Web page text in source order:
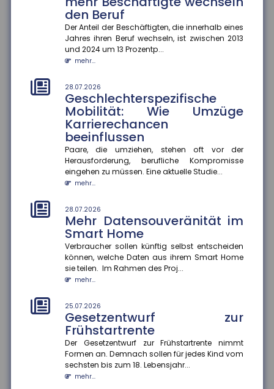
den Beruf
Der Anteil der Beschäftigten, die innerhalb eines
Jahres ihren Beruf wechseln, ist zwischen 2013
und 2024 um 13 Prozentp...
mehr...
28.07.2026
Geschlechterspezifische
Mobilität: Wie Umzüge
Karrierechancen
beeinflussen
Paare, die umziehen, stehen oft vor der
Herausforderung, berufliche Kompromisse
eingehen zu müssen. Eine aktuelle Studie...
mehr...
28.07.2026
Mehr Datensouveränität im
Smart Home
Verbraucher sollen künftig selbst entscheiden
können, welche Daten aus ihrem Smart Home
sie teilen. Im Rahmen des Proj...
mehr...
25.07.2026
Gesetzentwurf zur
Frühstartrente
Der Gesetzentwurf zur Frühstartrente nimmt
Formen an. Demnach sollen für jedes Kind vom
sechsten bis zum 18. Lebensjahr...
mehr...
aus
Die Höhe der Renten aus der gesetzlichen
Rentenversicherung verteile sich von kleinen Renten
bis hin zu sehr hohen Rente...
mehr...
25.07.2026
Mehrheit der Azubis zufrieden
90 Prozent der befragten Auszubildenden sind mit
ihrem Job zufrieden. Das ergab eine aktuelle Studie
der Bertelsmann S...
mehr...
25.07.2026
Informationsaustausch über
Der internationale Informationsaustausch über
Finanzkonten soll ausgeweitet werden. Dazu hat die
Bundesregierung einen...
mehr...
25.07.2026
Prioritäten beim
und regelmäßig prüfen
Ein Privathaushalt gibt im Schnitt 1.788 Euro pro Jahr
für Versicherungen aus ? ohne Lebens-, Renten-,
private Pflege- o...
mehr...
25.07.2026